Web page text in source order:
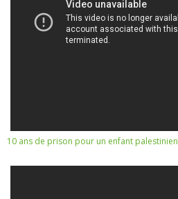
10 ans de prison pour un enfant palestinien